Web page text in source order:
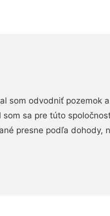
som odvodniť pozemok
som sa pre túto
presne podľa dohody,